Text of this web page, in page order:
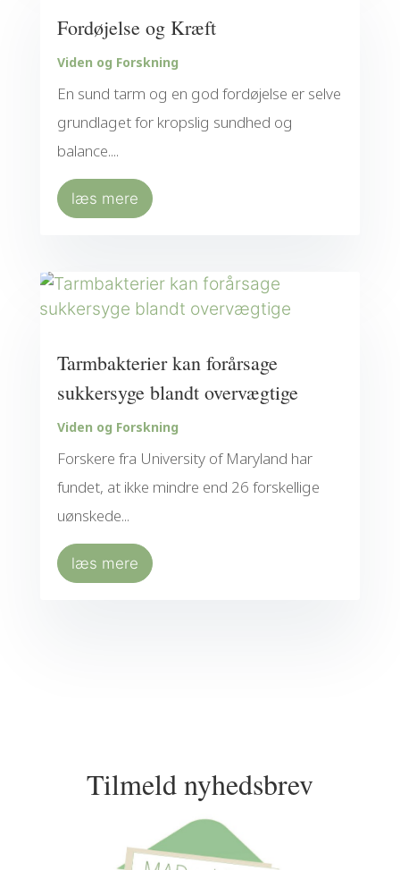
Fordøjelse og Kræft
Viden og Forskning
En sund tarm og en god fordøjelse er selve
grundlaget for kropslig sundhed og
balance....
læs mere
Tarmbakterier kan forårsage
sukkersyge blandt overvægtige
Viden og Forskning
Forskere fra University of Maryland har
fundet, at ikke mindre end 26 forskellige
uønskede...
læs mere
Tilmeld nyhedsbrev